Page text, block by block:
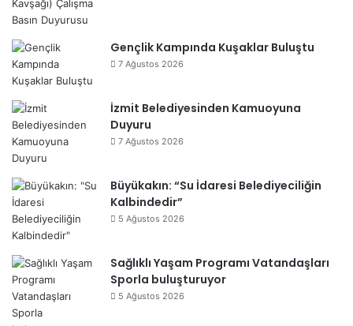
Gençlik Kampında Kuşaklar Buluştu
7 Ağustos 2026
İzmit Belediyesinden Kamuoyuna
Duyuru
7 Ağustos 2026
Büyükakın: “Su İdaresi Belediyeciliğin
Kalbindedir”
5 Ağustos 2026
Sağlıklı Yaşam Programı Vatandaşları
Sporla buluşturuyor
5 Ağustos 2026